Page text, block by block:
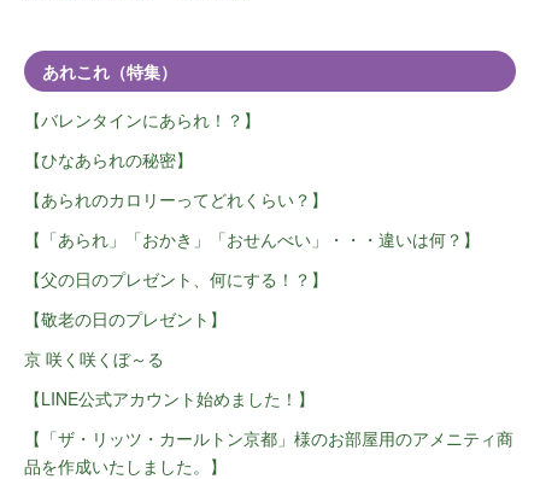
あれこれ（特集）
【バレンタインにあられ！？】
【ひなあられの秘密】
【あられのカロリーってどれくらい？】
【「あられ」「おかき」「おせんべい」・・・違いは何？】
【父の日のプレゼント、何にする！？】
【敬老の日のプレゼント】
京 咲く咲くぼ～る
【LINE公式アカウント始めました！】
【「ザ・リッツ・カールトン京都」様のお部屋用のアメニティ商
品を作成いたしました。】